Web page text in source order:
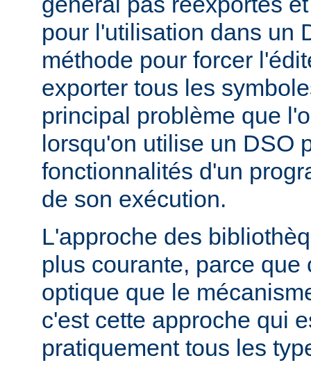
pour l'utilisation dans un
méthode pour forcer
exporter tous les
principal problème que
lorsqu'on utilise un DSO
fonctionnalités d'un
de son exécution.
L'approche des
plus courante, parce que
optique que le
c'est cette approche qui
pratiquement tous les